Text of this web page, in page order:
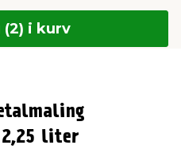
i kurv
liter